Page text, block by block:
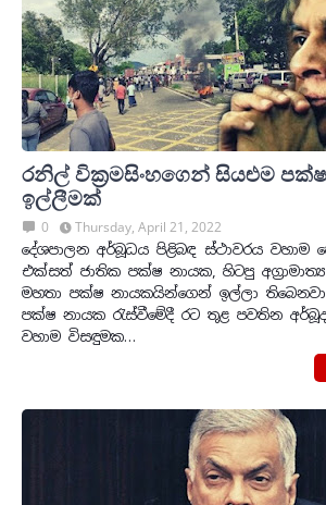
රනිල් වික්‍රමසිංහගෙන් සියළුම
ඉල්ලීමක්
0
Thursday, April 21, 2022
දේශපාලන අර්බූධය පිළිබඳ ස්ථාවරය වහාම
එක්සත් ජාතික පක්ෂ නායක, හිටපු
මහතා පක්ෂ නායකයින්ගෙන් ඉල්ලා තිබෙනවා.
පක්ෂ නායක රැස්වීමේදී රට තුළ පවතින
වහාම විසඳුමක…